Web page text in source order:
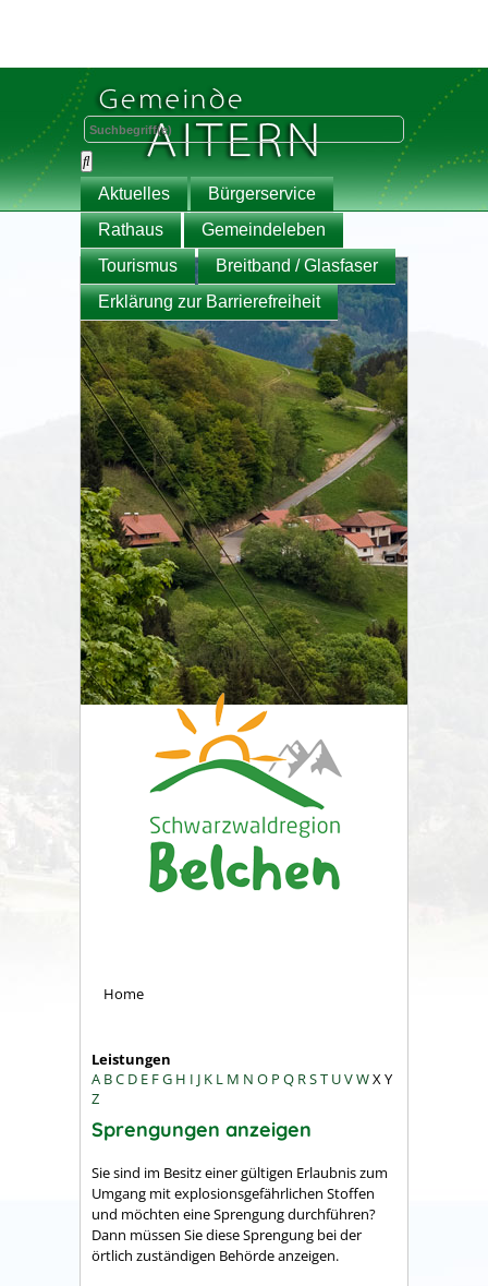
Aktuelles
Bürgerservice
Rathaus
Gemeindeleben
Tourismus
Breitband / Glasfaser
Erklärung zur Barrierefreiheit
Home
Leistungen
A BC D E FG H I J K L M N O P Q RST UVWXY
Z
Sprengungen anzeigen
Sie sind im Besitz einer gültigen Erlaubnis zum
Umgang mit explosionsgefährlichen Stoffen
und möchten eine Sprengung durchführen?
Dann müssen Sie diese Sprengung bei der
örtlich zuständigen Behörde anzeigen.